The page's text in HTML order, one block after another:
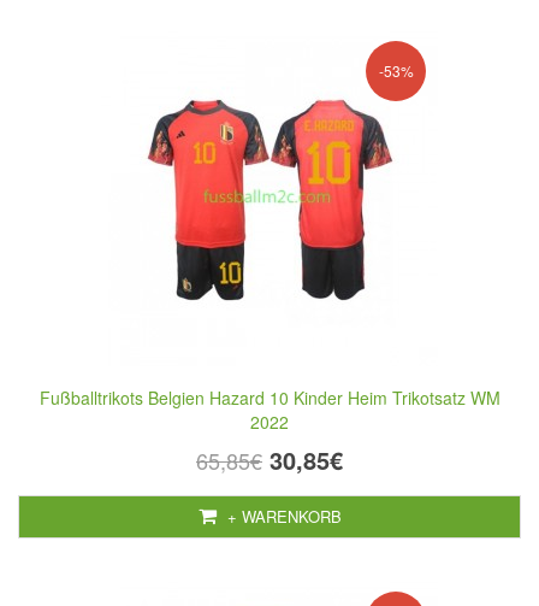
-53%
Fußballtrikots Belgien Hazard 10 Kinder Heim Trikotsatz WM
2022
65,85€ 30,85€
+ WARENKORB